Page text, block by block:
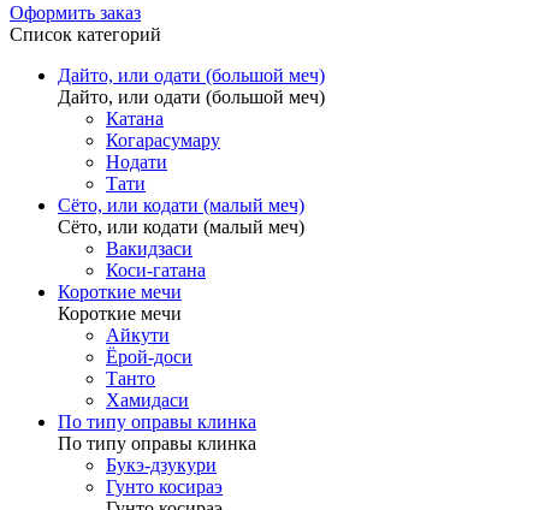
Оформить заказ
Список категорий
Дайто, или одати (большой меч)
Дайто, или одати (большой меч)
Катана
Когарасумару
Нодати
Тати
Сёто, или кодати (малый меч)
Сёто, или кодати (малый меч)
Вакидзаси
Коси-гатана
Короткие мечи
Короткие мечи
Айкути
Ёрой-доси
Танто
Хамидаси
По типу оправы клинка
По типу оправы клинка
Букэ-дзукури
Гунто косираэ